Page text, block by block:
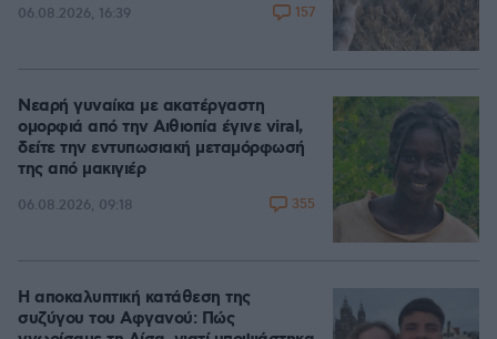
06.08.2026, 16:39 157
Νεαρή γυναίκα με ακατέργαστη
ομορφιά από την Αιθιοπία έγινε viral,
δείτε την εντυπωσιακή μεταμόρφωσή
της από μακιγιέρ
06.08.2026, 09:18 355
Η αποκαλυπτική κατάθεση της
συζύγου του Αφγανού: Πώς